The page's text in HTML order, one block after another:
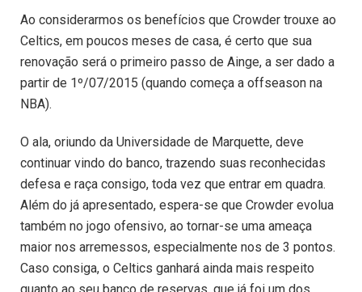
Ao considerarmos os benefícios que Crowder trouxe ao
Celtics, em poucos meses de casa, é certo que sua
renovação será o primeiro passo de Ainge, a ser dado a
partir de 1º/07/2015 (quando começa a offseason na
NBA).
O ala, oriundo da Universidade de Marquette, deve
continuar vindo do banco, trazendo suas reconhecidas
defesa e raça consigo, toda vez que entrar em quadra.
Além do já apresentado, espera-se que Crowder evolua
também no jogo ofensivo, ao tornar-se uma ameaça
maior nos arremessos, especialmente nos de 3 pontos.
Caso consiga, o Celtics ganhará ainda mais respeito